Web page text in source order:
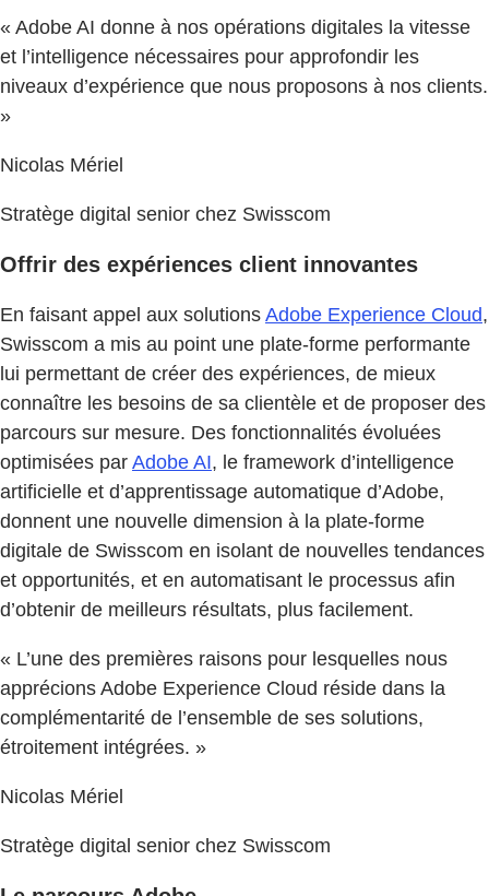
« Adobe AI donne à nos opérations digitales la vitesse
et l’intelligence nécessaires pour approfondir les
niveaux d’expérience que nous proposons à nos clients.
»
Nicolas Mériel
Stratège digital senior chez Swisscom
Offrir des expériences client innovantes
En faisant appel aux solutions Adobe Experience Cloud,
Swisscom a mis au point une plate-forme performante
lui permettant de créer des expériences, de mieux
connaître les besoins de sa clientèle et de proposer des
parcours sur mesure. Des fonctionnalités évoluées
optimisées par Adobe AI, le framework d’intelligence
artificielle et d’apprentissage automatique d’Adobe,
donnent une nouvelle dimension à la plate-forme
digitale de Swisscom en isolant de nouvelles tendances
et opportunités, et en automatisant le processus afin
d’obtenir de meilleurs résultats, plus facilement.
« L’une des premières raisons pour lesquelles nous
apprécions Adobe Experience Cloud réside dans la
complémentarité de l’ensemble de ses solutions,
étroitement intégrées. »
Nicolas Mériel
Stratège digital senior chez Swisscom